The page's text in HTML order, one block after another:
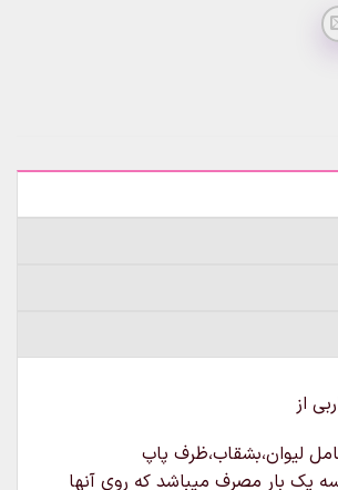
از
لیوان،بشقاب،ظرف پاپ
یک بار مصرف میباشد که روی آنها